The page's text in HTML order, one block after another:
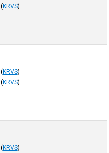
(KRVS)
(KRVS)
(KRVS)
(KRVS)